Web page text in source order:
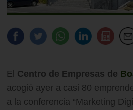
El Centro de Empresas de
acogió ayer a casi 80
a la conferencia “Marketing